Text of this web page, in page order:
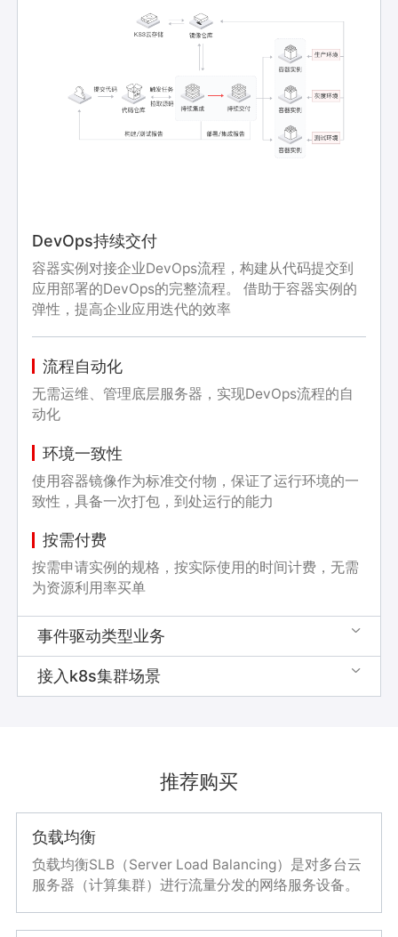
DevOps持续交付
容器实例对接企业DevOps流程，构建从代码提交到
应用部署的DevOps的完整流程。 借助于容器实例的
弹性，提高企业应用迭代的效率
流程自动化
无需运维、管理底层服务器，实现DevOps流程的自
动化
环境一致性
使用容器镜像作为标准交付物，保证了运行环境的一
致性，具备一次打包，到处运行的能力
按需付费
按需申请实例的规格，按实际使用的时间计费，无需
为资源利用率买单
事件驱动类型业务 
接入k8s集群场景 
推荐购买
负载均衡
负载均衡SLB（Server Load Balancing）是对多台云
服务器（计算集群）进行流量分发的网络服务设备。
能力；隐藏实际服务端口，增强内部系统的安全性；